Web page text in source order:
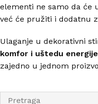
elementi ne samo da će
već će pružiti i dodatnu
Ulaganje u dekorativni
komfor i uštedu energije
zajedno u jednom